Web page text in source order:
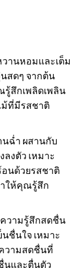
านหอมและเต็ม
สดๆ จากต้น
สึกเพลิดเพลิน
ม้ที่มีรสชาติ
ฉ่ำ ผสานกับ
งตัว เหมาะ
นด้วยรสชาติ
ให้คุณรู้สึก
วามรู้สึกสดชื่น
ชื่นใจ เหมาะ
วามสดชื่นที่
นและตื่นตัว